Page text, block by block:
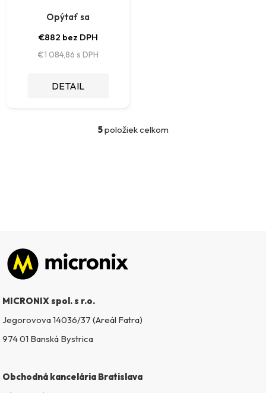
Opýtať sa
€882 bez DPH
€1 084,86
DETAIL
O
v
u
5položiek celkom
Zápätie
MICRONIX spol. s r.o.
Jegorovova 14036/37 (Areál Fatra)
974 01 Banská Bystrica
Obchodná kancelária Bratislava